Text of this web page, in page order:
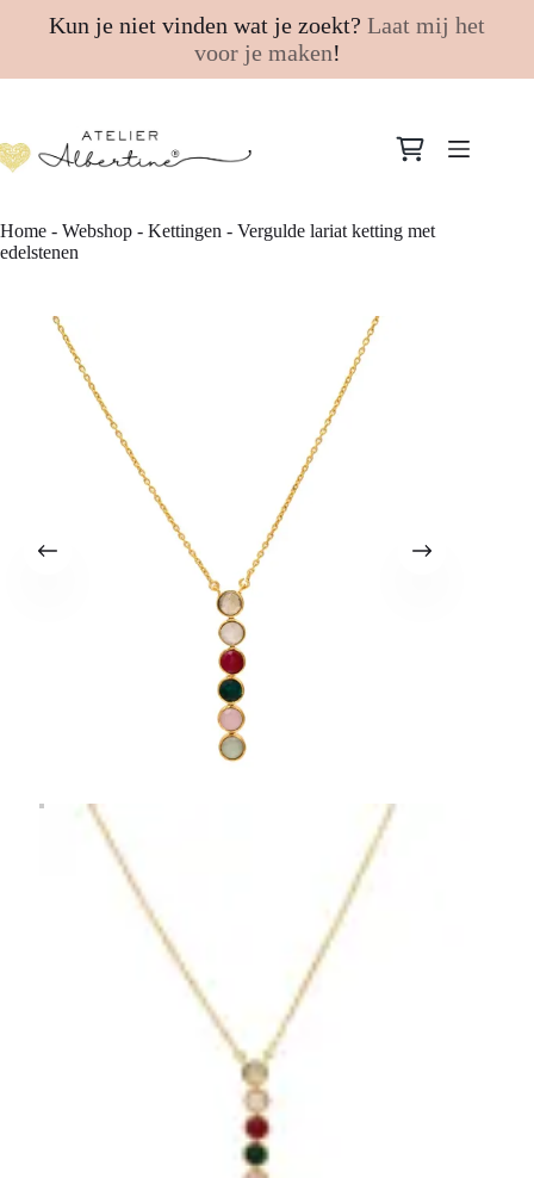
Kun je niet vinden wat je zoekt? Laat mij het
voor je maken!
de
Winkelwagen
Home - Webshop - Kettingen - Vergulde lariat ketting met
edelstenen